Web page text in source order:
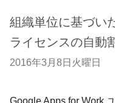
組織単位に基づい
ライセンスの自動
2016年3月8日火曜日
Google Apps for Work